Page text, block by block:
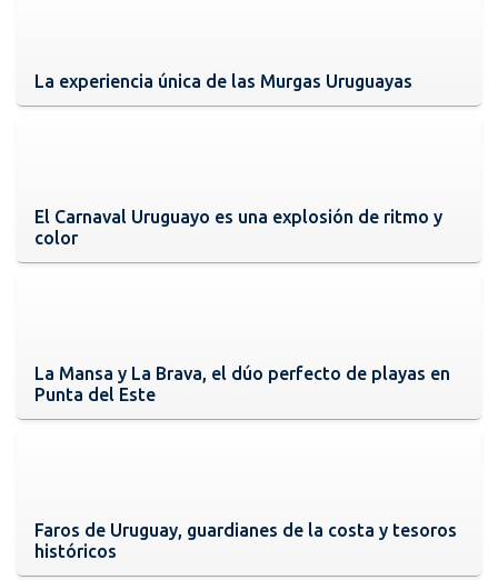
La experiencia única de las Murgas Uruguayas
El Carnaval Uruguayo es una explosión de ritmo y
color
La Mansa y La Brava, el dúo perfecto de playas en
Punta del Este
Faros de Uruguay, guardianes de la costa y tesoros
históricos